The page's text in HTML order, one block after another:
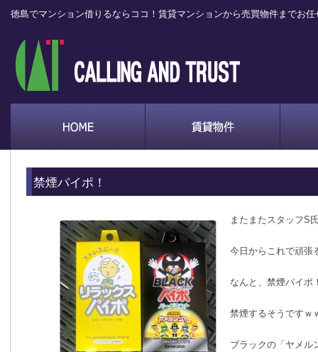
徳島でマンション借りるならココ！賃貸マンションから売買物件までお任
禁煙パイポ！
またまたスタッフS
今日からこれで頑張
なんと、禁煙パイポ
禁煙するそうですｗ
ブラックの「ヤメル